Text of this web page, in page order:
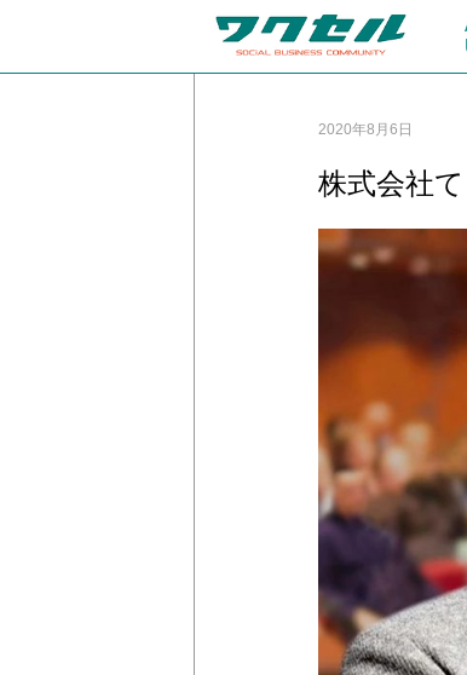
2020年8月6日
株式会社